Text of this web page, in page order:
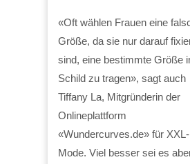
«Oft wählen Frauen eine
Größe, da sie nur darauf
sind, eine bestimmte Größe
Schild zu tragen», sagt auch
Tiffany La, Mitgründerin der
Onlineplattform
«Wundercurves.de» für XXL-
Mode. Viel besser sei es